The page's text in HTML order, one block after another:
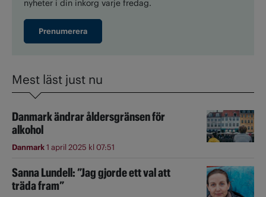
nyheter i din inkorg varje fredag.
Prenumerera
Mest läst just nu
Danmark ändrar åldersgränsen för
alkohol
Danmark1 april 2025 kl 07:51
Sanna Lundell: ”Jag gjorde ett val att
träda fram”